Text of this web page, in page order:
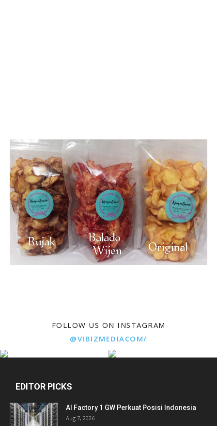
FOLLOW US ON INSTAGRAM
@VIBIZMEDIACOM/
EDITOR PICKS
AI Factory 1 GW Perkuat Posisi Indonesia
Aug 7, 2026